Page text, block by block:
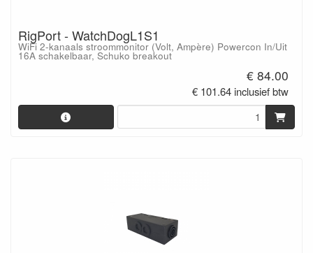
RigPort - WatchDogL1S1
WiFi 2-kanaals stroommonitor (Volt, Ampère) Powercon In/Uit
16A schakelbaar, Schuko breakout
€ 84.00
€ 101.64 inclusief btw